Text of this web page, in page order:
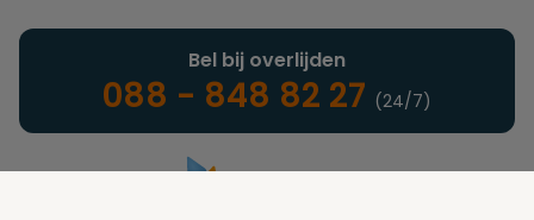
Bel bij overlijden
088 - 848 82 27 (24/7)